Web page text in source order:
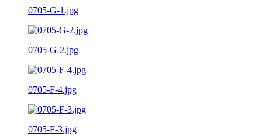
0705-G-1.jpg
0705-G-2.jpg
0705-F-4.jpg
0705-F-3.jpg